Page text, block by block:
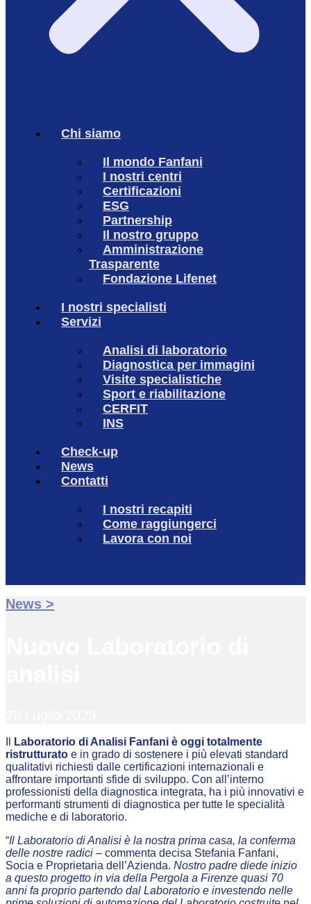
Chi siamo
Il mondo Fanfani
I nostri centri
Certificazioni
ESG
Partnership
Il nostro gruppo
Amministrazione
Trasparente
Fondazione Lifenet
I nostri specialisti
Servizi
Analisi di laboratorio
Diagnostica per immagini
Visite specialistiche
Sport e riabilitazione
CERFIT
INS
Check-up
News
Contatti
I nostri recapiti
Come raggiungerci
Lavora con noi
News >
Laboratorio di Analisi Fanfani è oggi totalmente
ristrutturato e in grado di sostenere i più elevati standard
qualitativi richiesti dalle certificazioni internazionali e
affrontare importanti sfide di sviluppo. Con all’interno
professionisti della diagnostica integrata, ha i più innovativi e
performanti strumenti di diagnostica per tutte le specialità
mediche e di laboratorio.
“Il Laboratorio di Analisi è la nostra prima casa, la conferma
delle nostre radici – commenta decisa Stefania Fanfani,
Socia e Proprietaria dell’Azienda. Nostro padre diede inizio
a questo progetto in via della Pergola a Firenze quasi 70
anni fa proprio partendo dal Laboratorio e investendo nelle